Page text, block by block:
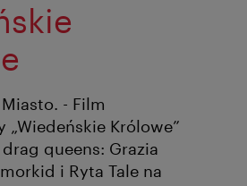
- Film
„Wiedeńskie Królowe”
queens: Grazia
i Ryta Tale na